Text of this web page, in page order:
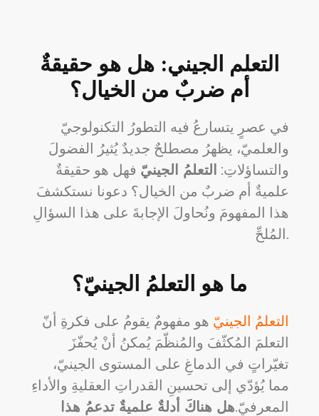
التعلم الجيني: هل هو حقيقةٌ
أم ضربٌ من الخيال؟
في عصرٍ يتسارعُ فيه التطورُ التكنولوجيّ
والعلميّ، يظهرُ مصطلحٌ جديدٌ يُثيرُ الفضولَ
والتساؤلاتِ: التعلمُ الجينيّ فهل هو حقيقةٌ
علميةٌ أم ضربٌ من الخيال؟ دعونا نستكشفَ
هذا المفهومَ ونُحاولَ الإجابةَ على هذا السؤالِ
المُلحِّ.
ما هو التعلمُ الجينيّ؟
التعلمُ الجينيّ هو مفهومٌ يقومُ على فكرةِ أنّ
التعلمَ المُكثّفَ والمُنظّمَ يُمكنُ أنْ يُحفّزَ
تغيّراتٍ في الدماغِ على المستوى الجينيّ،
مما يُؤدّي إلى تحسينِ القدراتِ العقليةِ والأداءِ
المعرفيّ.هل هناكَ أدلةٌ علميةٌ تدعمُ هذا